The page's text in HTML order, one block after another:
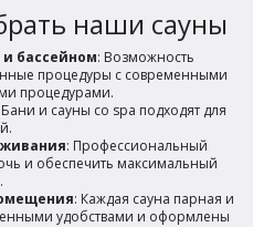
наши сауны
бассейном: Возможность
процедуры с современными
процедурами.
Бани и сауны со spa подходят для
: Профессиональный
и обеспечить максимальный
: Каждая сауна парная и
удобствами и оформлены